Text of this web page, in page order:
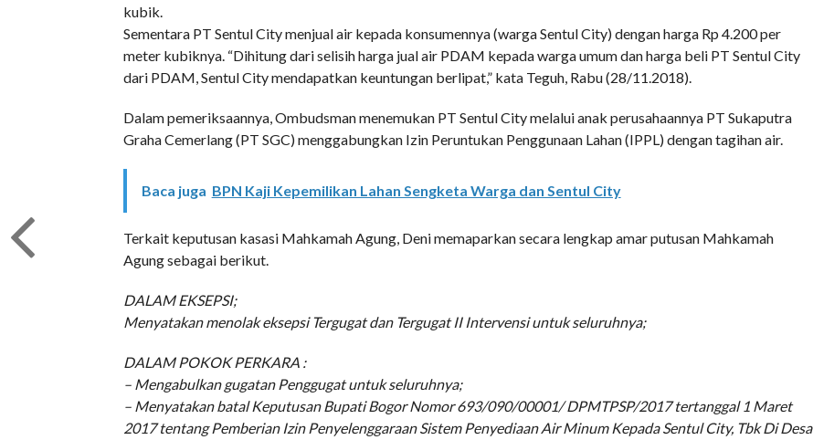
kubik.
Sementara PT Sentul City menjual air kepada konsumennya (warga Sentul City) dengan harga Rp 4.200 per
meter kubiknya. “Dihitung dari selisih harga jual air PDAM kepada warga umum dan harga beli PT Sentul City
dari PDAM, Sentul City mendapatkan keuntungan berlipat,” kata Teguh, Rabu (28/11.2018).
Dalam pemeriksaannya, Ombudsman menemukan PT Sentul City melalui anak perusahaannya PT Sukaputra
Graha Cemerlang (PT SGC) menggabungkan Izin Peruntukan Penggunaan Lahan (IPPL) dengan tagihan air.
Baca juga BPN Kaji Kepemilikan Lahan Sengketa Warga dan Sentul City
Terkait keputusan kasasi Mahkamah Agung, Deni memaparkan secara lengkap amar putusan Mahkamah
Agung sebagai berikut.
DALAM EKSEPSI;
Menyatakan menolak eksepsi Tergugat dan Tergugat II Intervensi untuk seluruhnya;
DALAM POKOK PERKARA :
– Mengabulkan gugatan Penggugat untuk seluruhnya;
– Menyatakan batal Keputusan Bupati Bogor Nomor 693/090/00001/ DPMTPSP/2017 tertanggal 1 Maret
2017 tentang Pemberian Izin Penyelenggaraan Sistem Penyediaan Air Minum Kepada Sentul City, Tbk Di Desa